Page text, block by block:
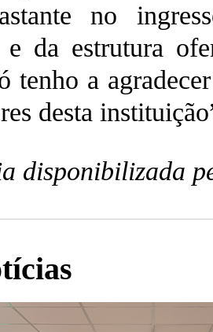
no
e da estrutura
tenho a
desta
disponibilizada